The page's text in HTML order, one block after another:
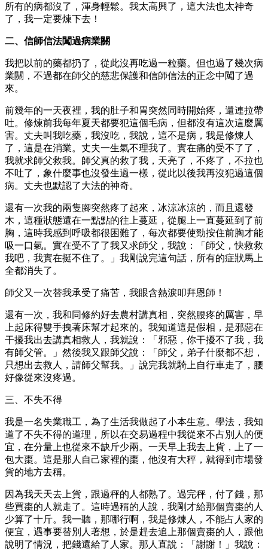
所有的病都沒了，渾身輕鬆。我太高興了，這大法也太神奇
了，我一定要煉下去！
二、信師信法闖過病業關
我把以前的藥都扔了，從此沒再吃過一粒藥。但也過了幾次病
業關，不過都在師父的慈悲保護和信師信法的正念中闖了過
來。
前幾年的一天夜裡，我的肚子和胃突然同時開始疼，還連拉帶
吐。修煉前我每年夏天都要犯這個毛病，但都沒有這次這麼厲
害。丈夫叫我吃藥，我沒吃，我說，這不是病，我是修煉人
了，這是在消業。丈夫一生氣不理我了。實在痛的受不了了，
我就求師父救我。師父真的救了我，天亮了，不疼了，不拉也
不吐了，象什麼事也沒發生過一樣，從此以後我再沒犯過這個
病。丈夫也默認了大法的神奇。
還有一次我的兩隻腳突然疼了起來，冰涼冰涼的，而且還發
木，這種狀態還在一點點的往上蔓延，從腿上一直蔓延到了前
胸，這時我感到呼吸都很困難了，每次都要使勁按住前胸才能
吸一口氣。實在受不了了我又求師父，我說：「師父，快救救
我吧，我實在挺不住了。」我剛說完這句話，所有的症狀馬上
全都消失了。
師父又一次替我承受了痛苦，我眼含熱淚叩拜恩師！
還有一次，我和同修約好去農村講真相，突然腰疼的厲害，早
上起床得雙手拽著床幫才起來的。我知道這是假相，是邪惡在
干擾我出去講真相救人，我就說：「邪惡，你干擾不了我，我
有師父管。」然後我又跟師父說：「師父，弟子什麼都不想，
只想出去救人，請師父幫我。」說完我就騎上自行車走了，腰
好像從來沒疼過。
三、不失不得
我是一名失業職工，為了生活我做起了小本生意。學法，我知
道了不失不得的道理，所以在交易過程中我從來不占別人的便
宜，在分量上也從來不缺斤少兩。一天早上我去上貨，上了一
包大棗。這是那人自己家裡的棗，他沒有大秤，就得到市場發
貨的地方去稱。
因為我天天去上貨，跟過秤的人都熟了。過完秤，付了錢，那
些買棗的人就走了。這時過稱的人說，我剛才給那個賣棗的人
少算了十斤。我一聽，那哪行啊，我是修煉人，不能占人家的
便宜，遇事要替別人著想，於是趕去追上那個賣棗的人，跟他
說明了情況，把錢還給了人家。那人直說：「謝謝！」我說：